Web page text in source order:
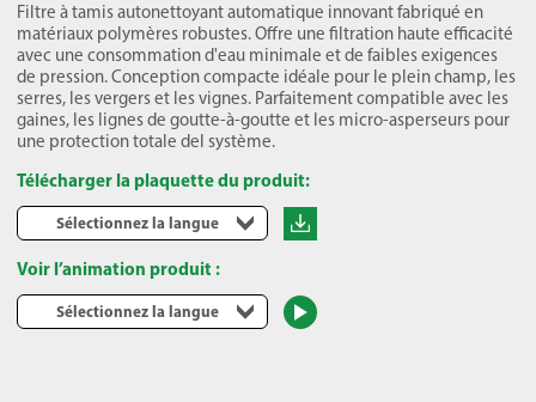
Filtre à tamis autonettoyant automatique innovant fabriqué en
matériaux polymères robustes. Offre une filtration haute efficacité
avec une consommation d'eau minimale et de faibles exigences
de pression. Conception compacte idéale pour le plein champ, les
serres, les vergers et les vignes. Parfaitement compatible avec les
gaines, les lignes de goutte-à-goutte et les micro-asperseurs pour
une protection totale del système.
Télécharger la plaquette du produit:
Sélectionnez la langue
Voir l’animation produit :
Sélectionnez la langue